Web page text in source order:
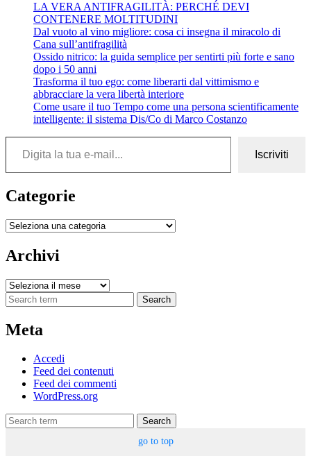
De
Luca
LA VERA ANTIFRAGILITÀ: PERCHÉ DEVI
CONTENERE MOLTITUDINI
Dal vuoto al vino migliore: cosa ci insegna il miracolo di
Cana sull’antifragilità
Ossido nitrico: la guida semplice per sentirti più forte e sano
dopo i 50 anni
Trasforma il tuo ego: come liberarti dal vittimismo e
abbracciare la vera libertà interiore
Come usare il tuo Tempo come una persona scientificamente
intelligente: il sistema Dis/Co di Marco Costanzo
Digita la tua e-mail...
Iscriviti
Categorie
Categorie
Archivi
Archivi
Search
Meta
Accedi
Feed dei contenuti
Feed dei commenti
WordPress.org
Search
go to top